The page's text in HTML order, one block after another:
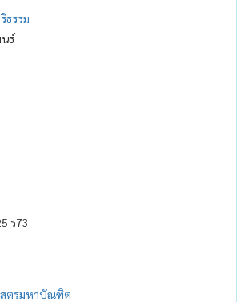
ธรรม
ธ์
ร73
ตรมหาบัณฑิต